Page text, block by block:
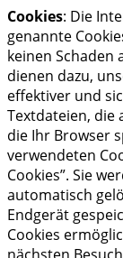
Cookies: Die
genannte
keinen Schaden
dienen dazu,
effektiver und
Textdateien, die
die Ihr Browser
verwendeten
Cookies”. Sie
automatisch
Endgerät
Cookies